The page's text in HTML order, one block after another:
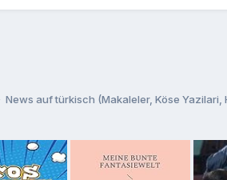
News auf türkisch (Makaleler, Köse Yazilari,